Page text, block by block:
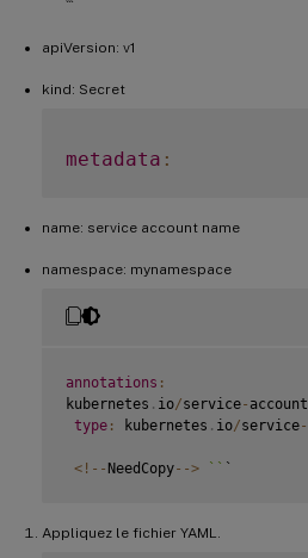
```
apiVersion: v1
kind: Secret
metadata :
name: service account name
namespace: mynamespace
annotations :
kubernetes . io/service- account
type : kubernetes . io/service-
< ! -- NeedCopy--> ` `
Appliquez le fichier YAML.